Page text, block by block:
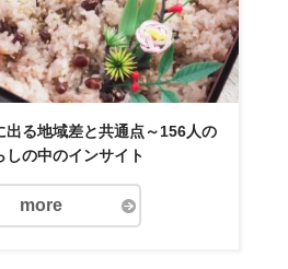
出る地域差と共通点～156人の
の中のインサイト
more